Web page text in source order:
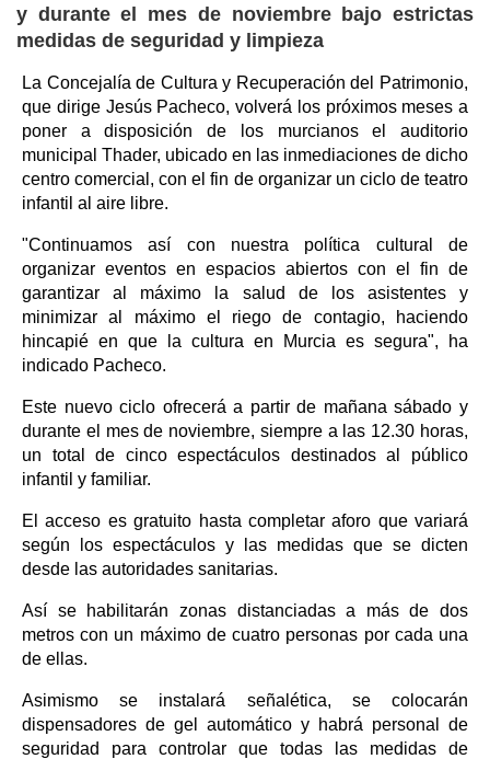
y durante el mes de noviembre bajo estrictas
medidas de seguridad y limpieza
La Concejalía de Cultura y Recuperación del Patrimonio,
que dirige Jesús Pacheco, volverá los próximos meses a
poner a disposición de los murcianos el auditorio
municipal Thader, ubicado en las inmediaciones de dicho
centro comercial, con el fin de organizar un ciclo de teatro
infantil al aire libre.
"Continuamos así con nuestra política cultural de
organizar eventos en espacios abiertos con el fin de
garantizar al máximo la salud de los asistentes y
minimizar al máximo el riego de contagio, haciendo
hincapié en que la cultura en Murcia es segura", ha
indicado Pacheco.
Este nuevo ciclo ofrecerá a partir de mañana sábado y
durante el mes de noviembre, siempre a las 12.30 horas,
un total de cinco espectáculos destinados al público
infantil y familiar.
El acceso es gratuito hasta completar aforo que variará
según los espectáculos y las medidas que se dicten
desde las autoridades sanitarias.
Así se habilitarán zonas distanciadas a más de dos
metros con un máximo de cuatro personas por cada una
de ellas.
Asimismo se instalará señalética, se colocarán
dispensadores de gel automático y habrá personal de
seguridad para controlar que todas las medidas de